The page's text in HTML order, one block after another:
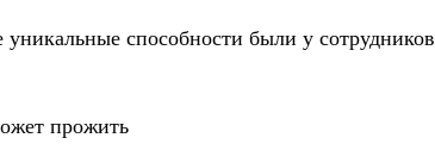
способности были у сотрудников
прожить